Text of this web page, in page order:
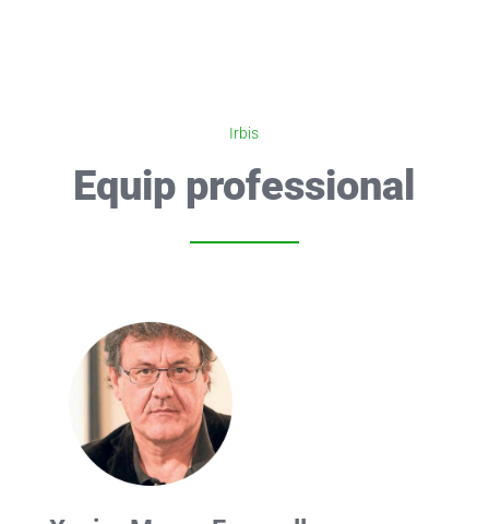
Irbis
Equip professional